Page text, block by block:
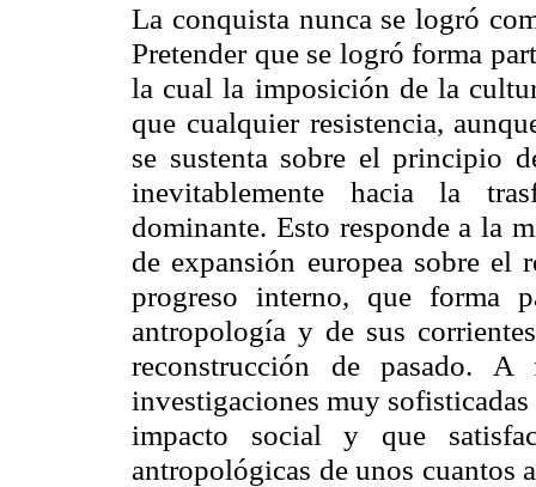
La conquista nunca se logró
Pretender que se logró forma
la cual la imposición de la
que cualquier resistencia,
se sustenta sobre el principio
inevitablemente hacia la
dominante. Esto responde a la
de expansión europea sobre el
progreso interno, que forma
antropología y de sus
reconstrucción de pasado.
investigaciones muy
impacto social y que
antropológicas de unos cuantos